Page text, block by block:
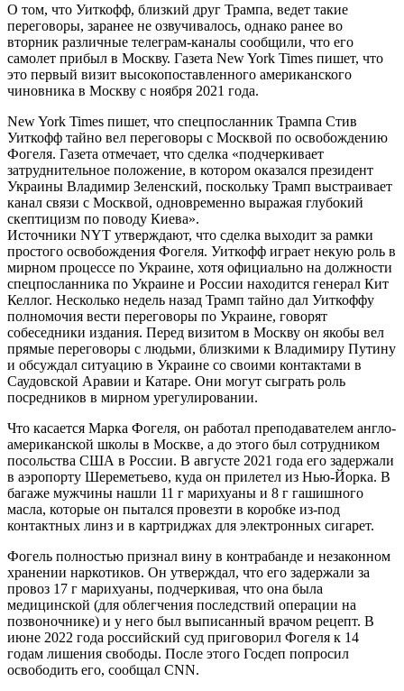
О том, что Уиткофф, близкий друг Трампа, ведет такие
переговоры, заранее не озвучивалось, однако ранее во
вторник различные телеграм-каналы сообщили, что его
самолет прибыл в Москву. Газета New York Times пишет, что
это первый визит высокопоставленного американского
чиновника в Москву с ноября 2021 года.
New York Times пишет, что спецпосланник Трампа Стив
Уиткофф тайно вел переговоры с Москвой по освобождению
Фогеля. Газета отмечает, что сделка «подчеркивает
затруднительное положение, в котором оказался президент
Украины Владимир Зеленский, поскольку Трамп выстраивает
канал связи с Москвой, одновременно выражая глубокий
скептицизм по поводу Киева».
Источники NYT утверждают, что сделка выходит за рамки
простого освобождения Фогеля. Уиткофф играет некую роль в
мирном процессе по Украине, хотя официально на должности
спецпосланника по Украине и России находится генерал Кит
Келлог. Несколько недель назад Трамп тайно дал Уиткоффу
полномочия вести переговоры по Украине, говорят
собеседники издания. Перед визитом в Москву он якобы вел
прямые переговоры с людьми, близкими к Владимиру Путину
и обсуждал ситуацию в Украине со своими контактами в
Саудовской Аравии и Катаре. Они могут сыграть роль
посредников в мирном урегулировании.
Что касается Марка Фогеля, он работал преподавателем англо-
американской школы в Москве, а до этого был сотрудником
посольства США в России. В августе 2021 года его задержали
в аэропорту Шереметьево, куда он прилетел из Нью-Йорка. В
багаже мужчины нашли 11 г марихуаны и 8 г гашишного
масла, которые он пытался провезти в коробке из-под
контактных линз и в картриджах для электронных сигарет.
Фогель полностью признал вину в контрабанде и незаконном
хранении наркотиков. Он утверждал, что его задержали за
провоз 17 г марихуаны, подчеркивая, что она была
медицинской (для облегчения последствий операции на
позвоночнике) и у него был выписанный врачом рецепт. В
июне 2022 года российский суд приговорил Фогеля к 14
годам лишения свободы. После этого Госдеп попросил
освободить его, сообщал CNN.